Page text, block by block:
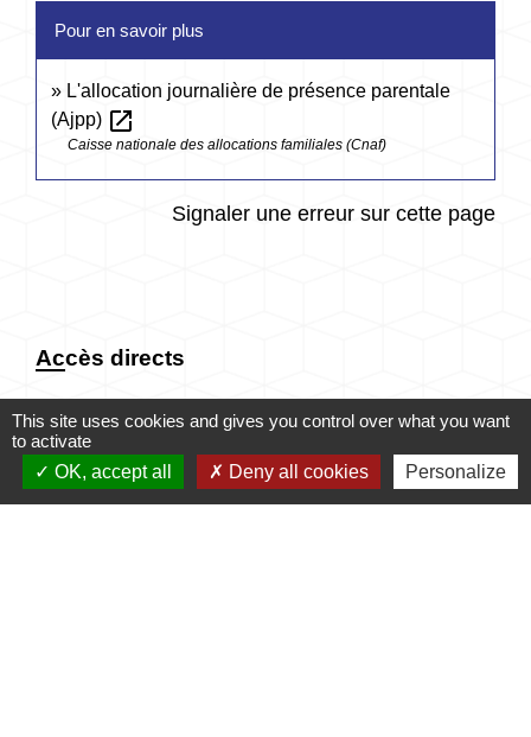
Pour en savoir plus
L'allocation journalière de présence parentale
(Ajpp) open_in_new
Caisse nationale des allocations familiales (Cnaf)
Signaler une erreur sur cette page
Accès directs
CONTACTER LA
MAIRIE
MES DÉMARCHES
ADMINISTRATIVES
This site uses cookies and gives you control over what you want
to activate
OK, accept all
Deny all cookies Personalize